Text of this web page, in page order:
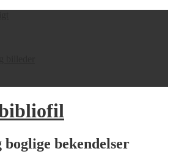
boglige bekendelser